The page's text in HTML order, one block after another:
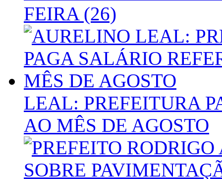
FEIRA (26)
LEAL: PREFEITURA
AO MÊS DE AGOSTO